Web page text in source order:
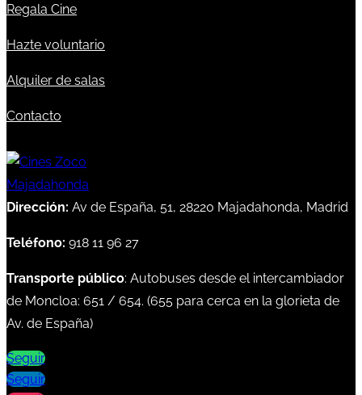
Regala Cine
Hazte voluntario
Alquiler de salas
Contacto
Dirección: Av de España, 51, 28220 Majadahonda, Madrid
Teléfono: 918 11 96 27
Transporte público: Autobuses desde el intercambiador
de Moncloa: 651 / 654. (655 para cerca en la glorieta de
Av. de España)
Seguir
Seguir